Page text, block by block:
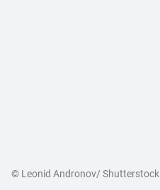
© Leonid Andronov/ Shutterstock